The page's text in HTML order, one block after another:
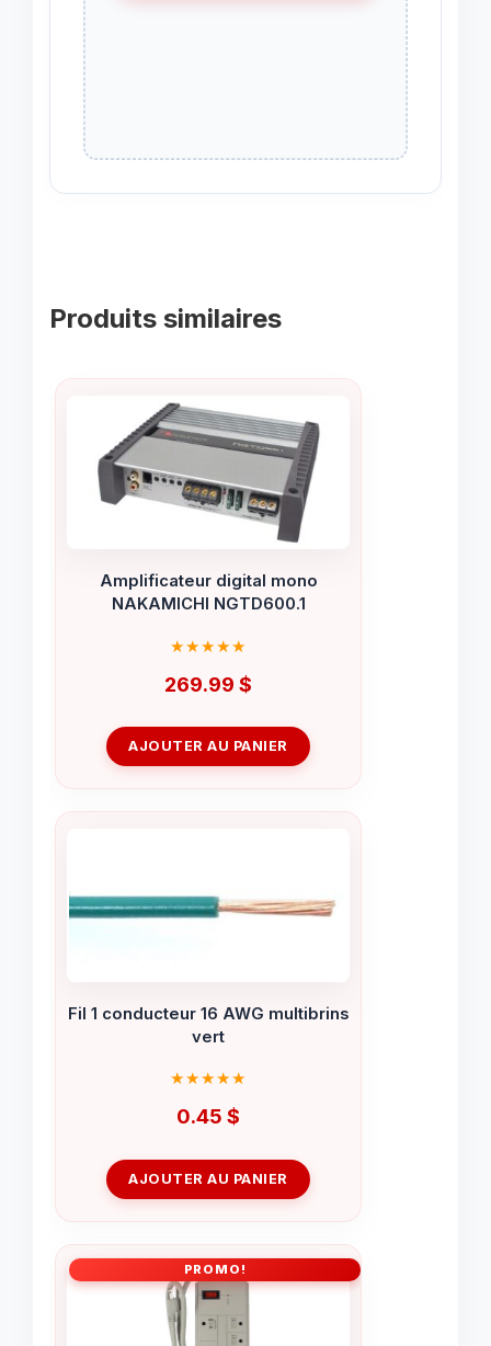
Produits similaires
Amplificateur digital mono
NAKAMICHI NGTD600.1
269.99 $
AJOUTER AU PANIER
Fil 1 conducteur 16 AWG multibrins
vert
0.45 $
AJOUTER AU PANIER
PROMO!